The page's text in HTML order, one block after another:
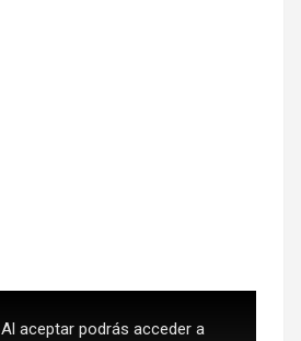
Al aceptar podrás acceder a